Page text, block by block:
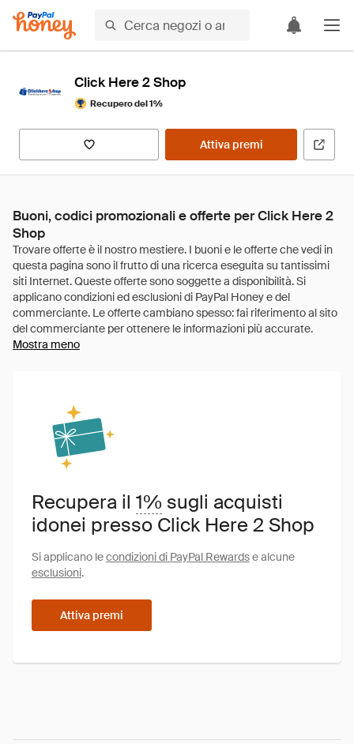
Click Here 2 Shop
Recupero del 1%
Attiva premi
Buoni, codici promozionali e offerte per Click Here 2
Shop
Mostra meno
Recupera il 1% sugli acquisti
idonei presso Click Here 2 Shop
Si applicano lecondizioni di PayPal Rewardse alcune
esclusioni.
Attiva premi